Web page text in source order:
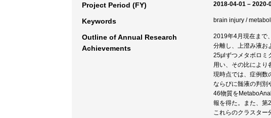
Project Period (FY) 2018-04-01 – 2020-
Keywords brain injury /
Outline of Annual Research
Achievements
2019年4月現在まで
分離し、上澄み液お
25μlずつメタボロミ
用い、その比により
現時点では、症例数
ならびに髄液の判別
46物質を
報を得た。また、第
これらのクラスタ